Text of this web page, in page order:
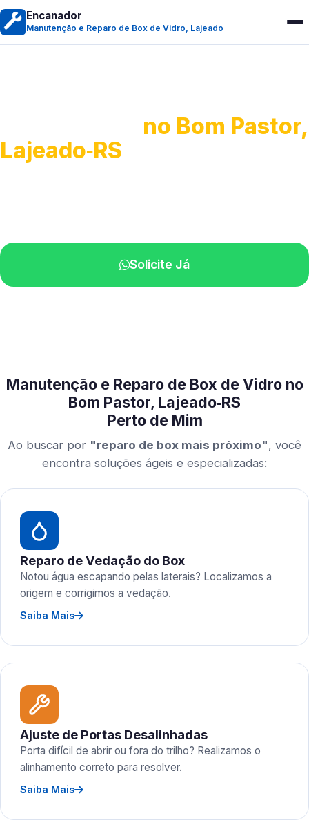
Encanador
Manutenção e Reparo de Box de Vidro, Lajeado
no Bom Pastor,
Lajeado‑RS
Solicite Já
Manutenção e Reparo de Box de Vidro no
Bom Pastor, Lajeado‑RS
Perto de Mim
Ao buscar por "reparo de box mais próximo", você
encontra soluções ágeis e especializadas:
Reparo de Vedação do Box
Notou água escapando pelas laterais? Localizamos a
origem e corrigimos a vedação.
Saiba Mais
Ajuste de Portas Desalinhadas
Porta difícil de abrir ou fora do trilho? Realizamos o
alinhamento correto para resolver.
Saiba Mais